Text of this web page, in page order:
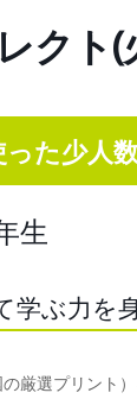
クト
た少人
生
学ぶ力を
厳選プリント